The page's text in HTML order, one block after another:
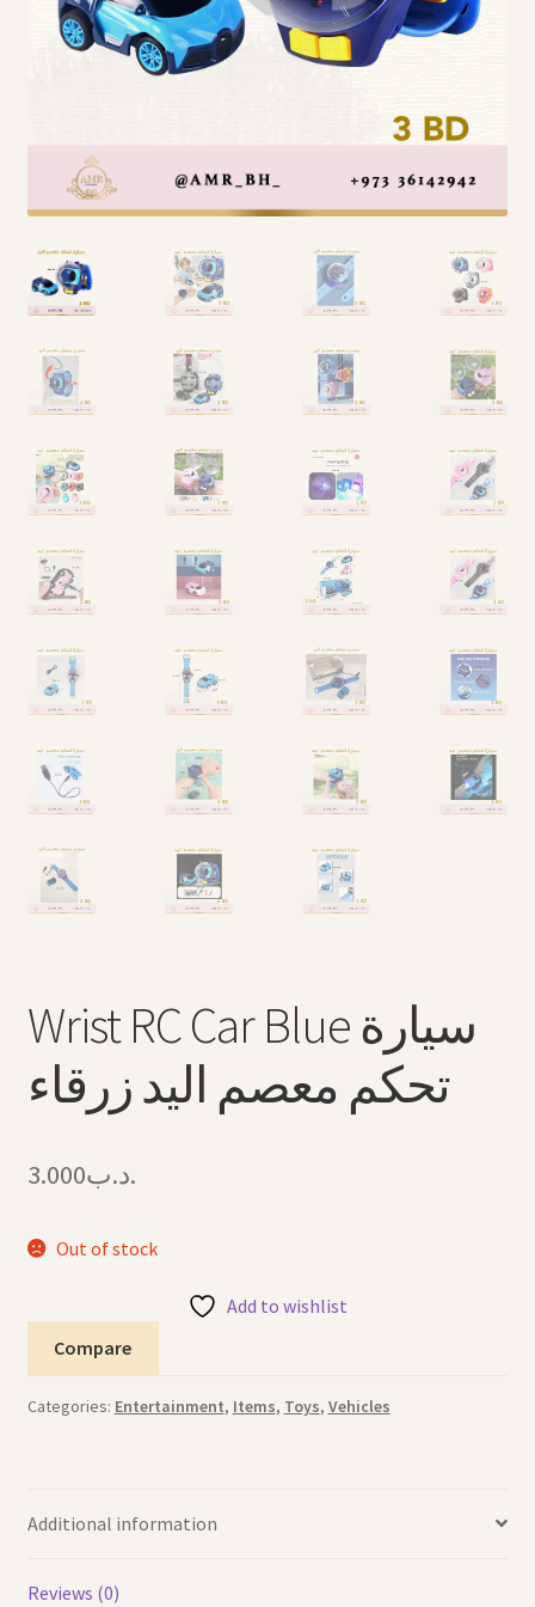
Arabic Language اللغة العربية
STATIONARY القرطاسية
Disney ديزني
Birthdays أعياد الميلاد
Giveaways التوزيعات
Hair Accessories اكسسوارات الشعر
Wrist RC Car Blue سيارة
تحكم معصم اليد زرقاء
.د.ب3.000
Out of stock
Add to wishlist
Compare
Categories: Entertainment, Items, Toys, Vehicles
Additional information
Reviews (0)